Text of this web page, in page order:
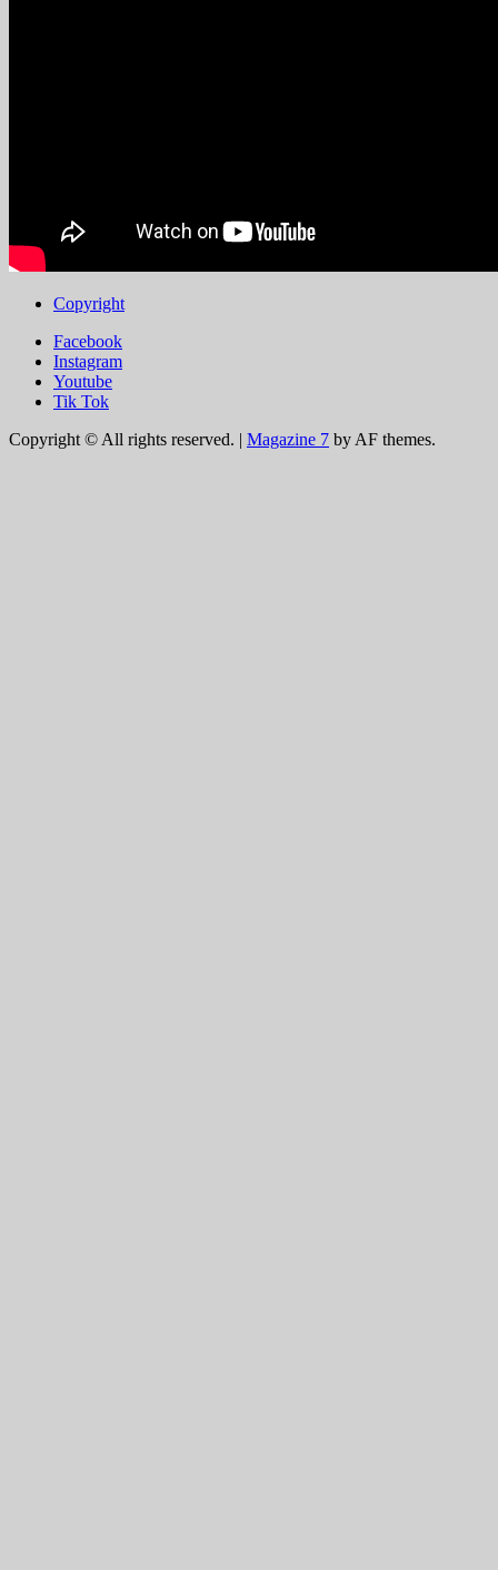
Copyright
Facebook
Instagram
Youtube
Tik Tok
Copyright © All rights reserved. | Magazine 7 by AF themes.